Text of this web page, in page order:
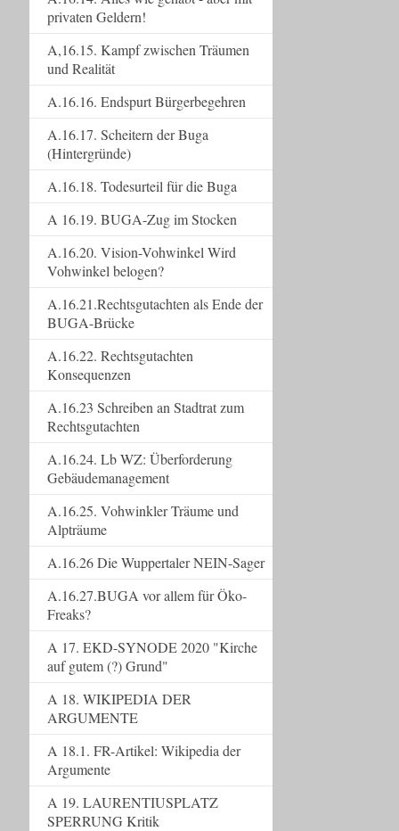
privaten Geldern!
A,16.15. Kampf zwischen Träumen
und Realität
A.16.16. Endspurt Bürgerbegehren
A.16.17. Scheitern der Buga
(Hintergründe)
A.16.18. Todesurteil für die Buga
A 16.19. BUGA-Zug im Stocken
A.16.20. Vision-Vohwinkel Wird
Vohwinkel belogen?
A.16.21.Rechtsgutachten als Ende der
BUGA-Brücke
A.16.22. Rechtsgutachten
Konsequenzen
A.16.23 Schreiben an Stadtrat zum
Rechtsgutachten
A.16.24. Lb WZ: Überforderung
Gebäudemanagement
A.16.25. Vohwinkler Träume und
Alpträume
A.16.26 Die Wuppertaler NEIN-Sager
A.16.27.BUGA vor allem für Öko-
Freaks?
A 17. EKD-SYNODE 2020 "Kirche
auf gutem (?) Grund"
A 18. WIKIPEDIA DER
ARGUMENTE
A 18.1. FR-Artikel: Wikipedia der
Argumente
A 19. LAURENTIUSPLATZ
SPERRUNG Kritik